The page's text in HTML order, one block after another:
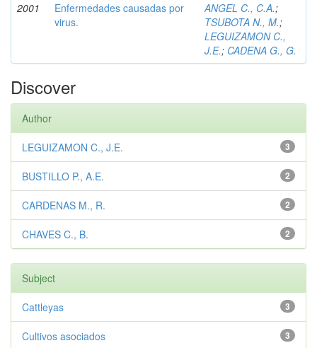
2001
Enfermedades causadas por
virus.
ANGEL C., C.A.;
TSUBOTA N., M.;
LEGUIZAMON C.,
J.E.; CADENA G., G.
Discover
Author
3
LEGUIZAMON C., J.E.
2
BUSTILLO P., A.E.
2
CARDENAS M., R.
2
CHAVES C., B.
Subject
3
Cattleyas
3
Cultivos asociados